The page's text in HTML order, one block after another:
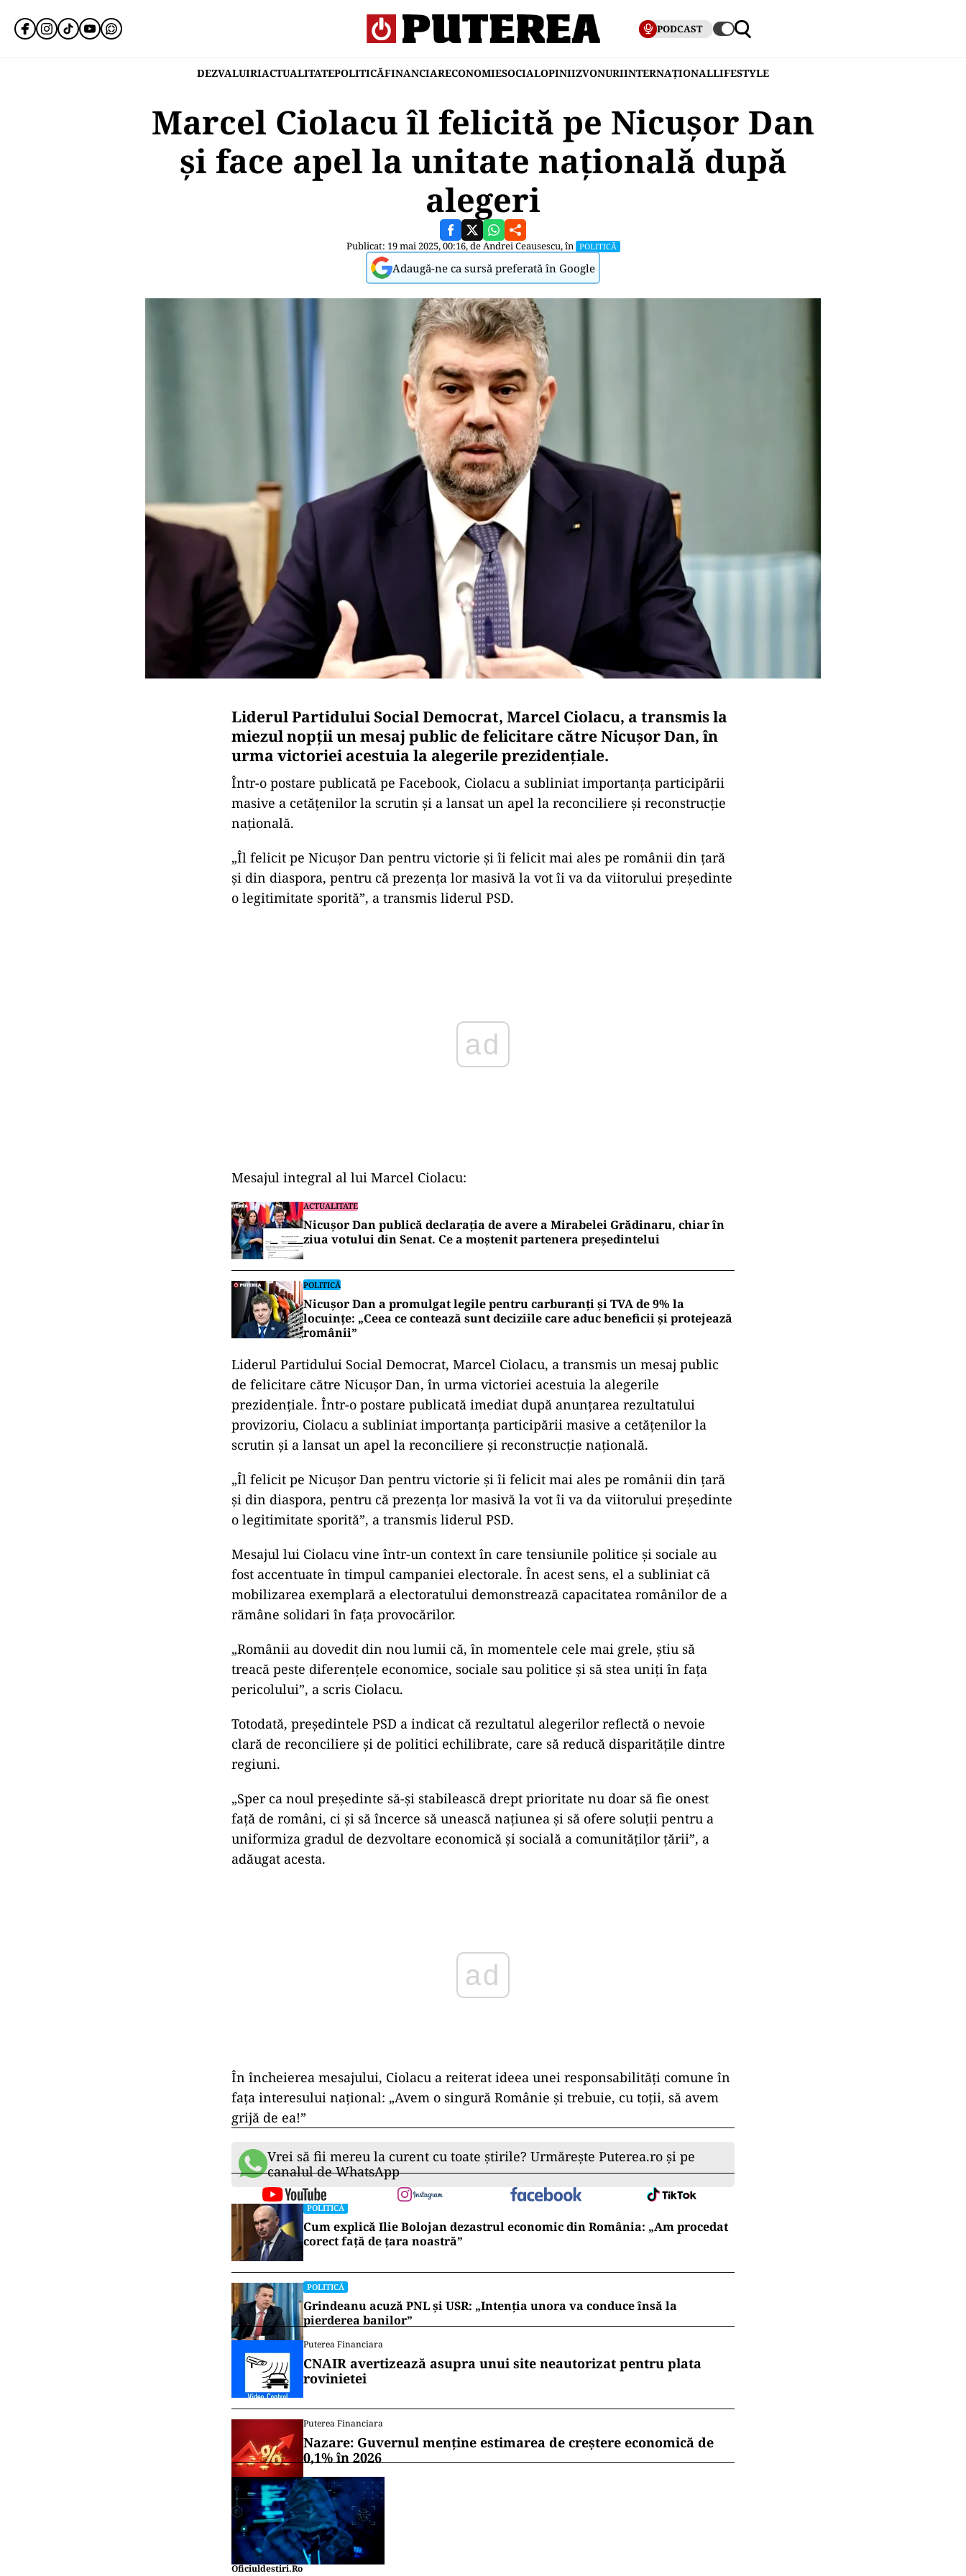
PODCAST
DEZVALUIRIACTUALITATEPOLITICĂFINANCIARECONOMIESOCIALOPINIIZVONURIINTERNAȚIONALLIFESTYLE
Marcel Ciolacu îl felicită pe Nicușor Dan
și face apel la unitate națională după
alegeri
Publicat: 19 mai 2025, 00:16, deAndrei Ceausescu, în POLITICĂ
Adaugă-ne ca sursă preferată în Google
LiderulPartiduluiSocialDemocrat, Marcel Ciolacu, a transmis la
miezul nopțiiunmesaj public defelicitare cătreNicușorDan, în
urma victoriei acestuia la alegerileprezidențiale.
Într-o postare publicată pe Facebook, Ciolacu a subliniat importanța participării
masive a cetățenilorla scrutin și a lansat un apel la reconciliere și reconstrucție
națională.
„Îl felicit pe NicușorDan pentru victorie și îi felicit mai ales pe românii din țară
și din diaspora, pentru că prezența lormasivă la vot îi va da viitorului președinte
o legitimitate sporită”, a transmis liderul PSD.
Mesajul integral al lui Marcel Ciolacu:
ACTUALITATE
Nicușor Dan publică declarația de avere a Mirabelei Grădinaru, chiar în
ziua votului din Senat. Ce a moștenit partenera președintelui
POLITICĂ
Nicușor Dan a promulgat legile pentru carburanți și TVA de 9% la
locuințe: „Ceea ce contează sunt deciziile care aduc beneficii și protejează
românii”
Liderul Partidului Social Democrat, Marcel Ciolacu, a transmis un mesaj public
de felicitare către NicușorDan, în urma victoriei acestuia la alegerile
prezidențiale. Într-o postare publicată imediat după anunțarea rezultatului
provizoriu, Ciolacu a subliniat importanța participării masive a cetățenilorla
scrutin și a lansat un apel la reconciliere și reconstrucție națională.
„Îl felicit pe NicușorDan pentru victorie și îi felicit mai ales pe românii din țară
și din diaspora, pentru că prezența lormasivă la vot îi va da viitorului președinte
o legitimitate sporită”, a transmis liderul PSD.
Mesajul lui Ciolacu vine într-un context în care tensiunile politice și sociale au
fost accentuate în timpul campaniei electorale. În acest sens, el a subliniat că
mobilizarea exemplară a electoratului demonstrează capacitatea românilor de a
rămâne solidari în fața provocărilor.
„Românii au dovedit din nou lumii că, în momentele cele mai grele, știu să
treacă peste diferențele economice, sociale sau politice și să stea uniți în fața
pericolului”, a scris Ciolacu.
Totodată, președintele PSD a indicat că rezultatul alegerilorreflectă o nevoie
clară de reconciliere și de politici echilibrate, care să reducă disparitățile dintre
regiuni.
„Sper ca noul președinte să-și stabilească drept prioritate nu doarsă fie onest
față de români, ci și să încerce să unească națiunea și să ofere soluții pentru a
uniformiza gradul de dezvoltare economică și socială a comunitățilorțării”, a
adăugat acesta.
ad
În încheierea mesajului, Ciolacu a reiterat ideea unei responsabilități comune în
fața interesului național: „Avem o singură Românie și trebuie, cu toții, să avem
grijă de ea!”
Vrei să fii mereu la curent cu toate știrile? Urmărește Puterea.ro și pe
canalul de WhatsApp
POLITICĂ
Cum explică Ilie Bolojan dezastrul economic din România: „Am procedat
corect față de țara noastră”
POLITICĂ
Grindeanu acuză PNL și USR: „Intenția unora va conduce însă la
pierderea banilor”
Puterea Financiara
CNAIR avertizează asupra unui site neautorizat pentru plata
rovinietei
Puterea Financiara
Nazare: Guvernul menține estimarea de creștere economică de
0,1% în 2026
Oficiuldestiri.ro